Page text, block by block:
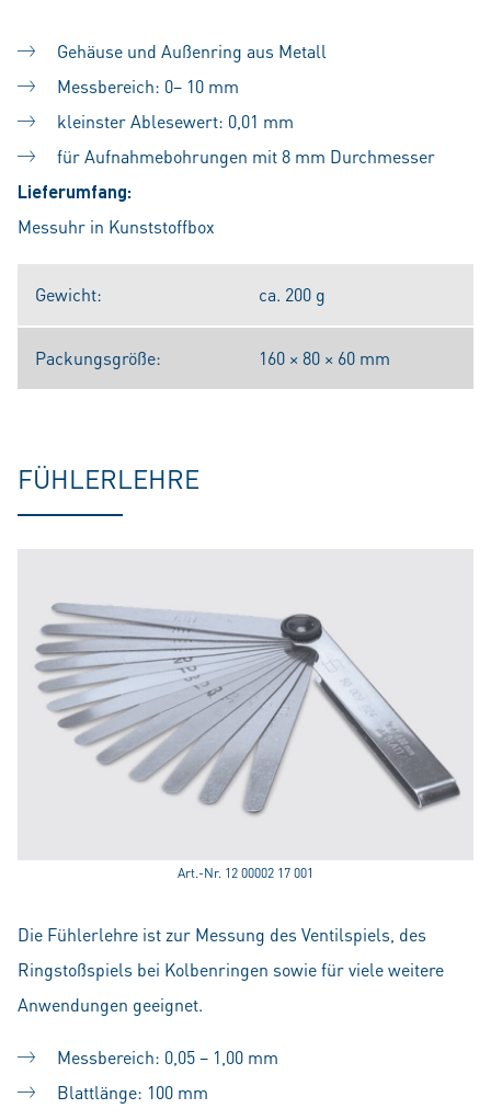
Gehäuse und Außenring aus Metall
Messbereich: 0– 10 mm
kleinster Ablesewert: 0,01 mm
für Aufnahmebohrungen mit 8 mm Durchmesser
Lieferumfang:
Messuhr in Kunststoffbox
Gewicht: ca. 200 g
Packungsgröße: 160 × 80 × 60 mm
FÜHLERLEHRE
Art.-Nr. 12 00002 17 001
Die Fühlerlehre ist zur Messung des Ventilspiels, des
Ringstoßspiels bei Kolbenringen sowie für viele weitere
Anwendungen geeignet.
Messbereich: 0,05 – 1,00 mm
Blattlänge: 100 mm